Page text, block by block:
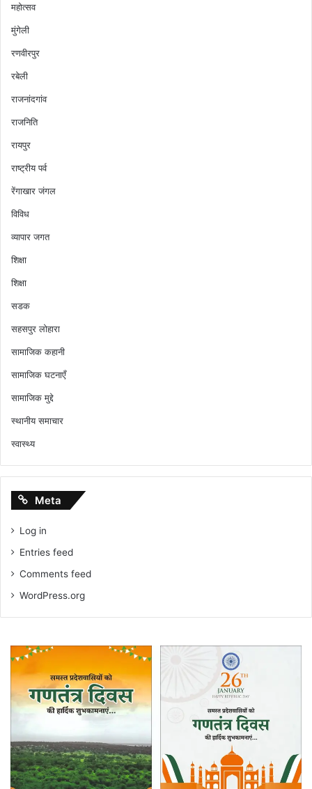
महोत्सव
मुंगेली
रणवीरपुर
रबेली
राजनांदगांव
राजनिति
रायपुर
राष्ट्रीय पर्व
रेंगाखार जंगल
विविध
व्यापार जगत
शिक्षा
शिक्षा
सडक
सहसपुर लोहारा
सामाजिक कहानी
सामाजिक घटनाएँ
सामाजिक मुद्दे
स्थानीय समाचार
स्वास्थ्य
Meta
Log in
Entries feed
Comments feed
WordPress.org